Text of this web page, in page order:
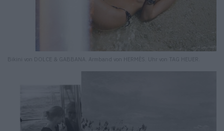
Bikini von DOLCE & GABBANA. Armband von HERMÈS. Uhr von TAG HEUER.